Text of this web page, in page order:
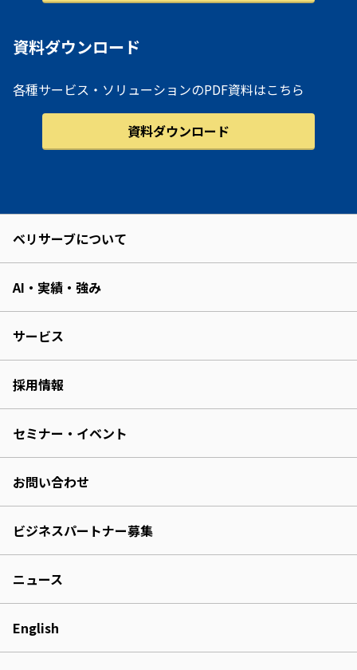
資料ダウンロード
各種サービス・ソリューションのPDF資料はこちら
資料ダウンロード
ベリサーブについて
AI・実績・強み
サービス
採用情報
セミナー・イベント
お問い合わせ
ビジネスパートナー募集
ニュース
English